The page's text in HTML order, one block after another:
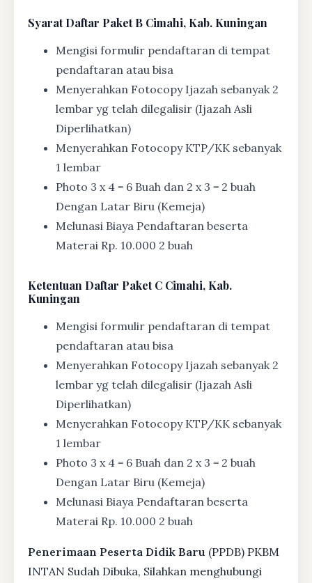
SyaratDaftar Paket B Cimahi, Kab. Kuningan
Mengisi formulir pendaftaran di tempat
pendaftaran atau bisa
Menyerahkan Fotocopy Ijazah sebanyak 2
lembar yg telah dilegalisir (Ijazah Asli
Diperlihatkan)
Menyerahkan Fotocopy KTP/KK sebanyak
1 lembar
Photo 3 x 4 = 6 Buah dan 2 x 3 = 2 buah
Dengan Latar Biru (Kemeja)
Melunasi Biaya Pendaftaran beserta
Materai Rp. 10.000 2 buah
Ketentuan Daftar Paket C Cimahi, Kab.
Kuningan
Mengisi formulir pendaftaran di tempat
pendaftaran atau bisa
Menyerahkan Fotocopy Ijazah sebanyak 2
lembar yg telah dilegalisir (Ijazah Asli
Diperlihatkan)
Menyerahkan Fotocopy KTP/KK sebanyak
1 lembar
Photo 3 x 4 = 6 Buah dan 2 x 3 = 2 buah
Dengan Latar Biru (Kemeja)
Melunasi Biaya Pendaftaran beserta
Materai Rp. 10.000 2 buah
Penerimaan Peserta Didik Baru (PPDB) PKBM
INTAN Sudah Dibuka, Silahkan menghubungi